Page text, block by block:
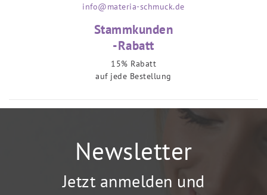
info@materia-schmuck.de
Stammkunden
-Rabatt
15% Rabatt
auf jede Bestellung
Newsletter
Jetzt anmelden und